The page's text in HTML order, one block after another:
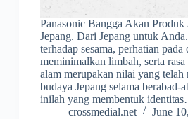
Panasonic Bangga Akan
Jepang. Dari Jepang untuk
terhadap sesama, perhatian pada
meminimalkan limbah, serta
alam merupakan nilai yang telah
budaya Jepang selama berabad-
inilah yang membentuk
crossmedial.net
June